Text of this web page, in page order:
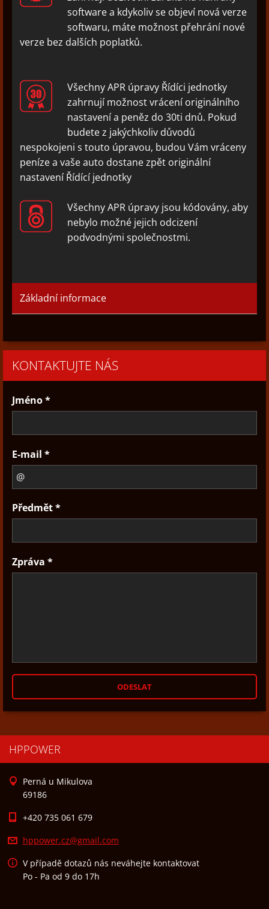
software a kdykoliv se objeví nová verze
softwaru, máte možnost přehrání nové
verze bez dalších poplatků.
Všechny APR úpravy Řídíci jednotky
zahrnují možnost vrácení originálního
nastavení a peněz do 30ti dnů. Pokud
budete z jakýchkoliv důvodů
nespokojeni s touto úpravou, budou Vám vráceny
peníze a vaše auto dostane zpět originální
nastavení Řídící jednotky
Všechny APR úpravy jsou kódovány, aby
nebylo možné jejich odcizení
podvodnými společnostmi.
Základní informace
KONTAKTUJTE NÁS
Jméno *
E-mail *
Předmět *
Zpráva *
HPPOWER
Perná u Mikulova
69186
+420 735 061 679
hppower.cz@gmail.com
V případě dotazů nás neváhejte kontaktovat
Po - Pa od 9 do 17h